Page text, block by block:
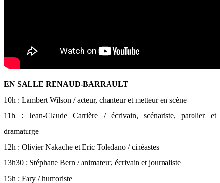
EN SALLE RENAUD-BARRAULT
10h : Lambert Wilson / acteur, chanteur et metteur en scène
11h : Jean-Claude Carrière / écrivain, scénariste, parolier et
dramaturge
12h : Olivier Nakache et Eric Toledano / cinéastes
13h30 : Stéphane Bern / animateur, écrivain et journaliste
15h : Fary / humoriste